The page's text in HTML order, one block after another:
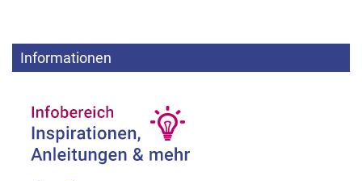
Informationen